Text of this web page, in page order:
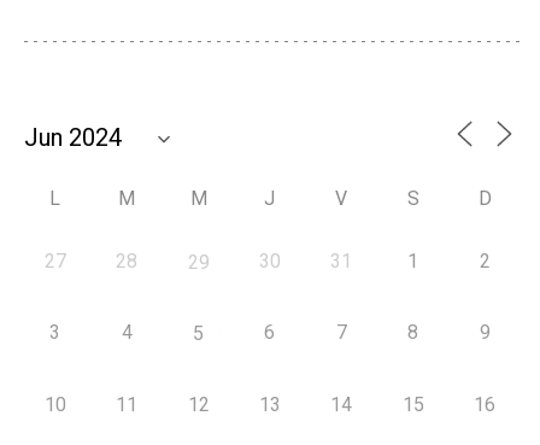
L M M J V S D
27 28 29 30 31 1 2
3 4 5 6 7 8 9
10 11 12 13 14 15 16